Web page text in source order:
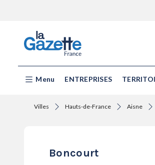
Menu ENTREPRISES
Villes Hauts-de-France Aisne
Boncourt